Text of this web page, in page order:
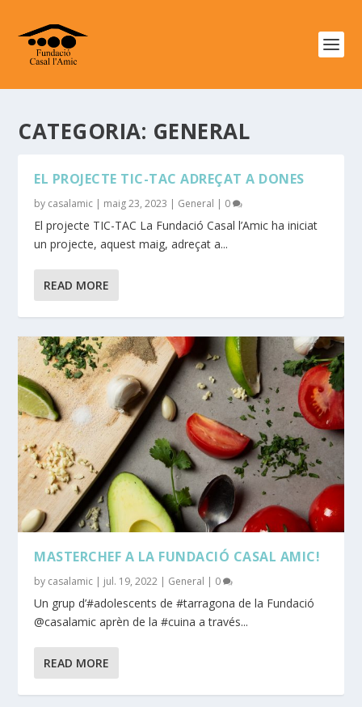
CATEGORIA: GENERAL
EL PROJECTE TIC-TAC ADREÇAT A DONES
by casalamic | maig 23, 2023 | General | 0
El projecte TIC-TAC La Fundació Casal l’Amic ha iniciat
un projecte, aquest maig, adreçat a...
READ MORE
MASTERCHEF A LA FUNDACIÓ CASAL AMIC!
by casalamic | jul. 19, 2022 | General | 0
Un grup d’#adolescents de #tarragona de la Fundació
@casalamic aprèn de la #cuina a través...
READ MORE